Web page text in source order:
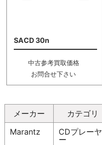
SACD 30n
中古参考買取価格
お問合せ下さい
メーカー カテゴリ
Marantz
CDプレーヤ
ー